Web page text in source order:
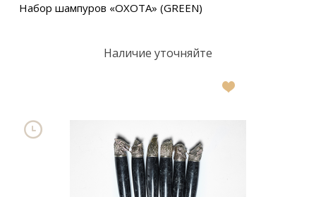
Набор шампуров «ОХОТА» (GREEN)
Наличие уточняйте